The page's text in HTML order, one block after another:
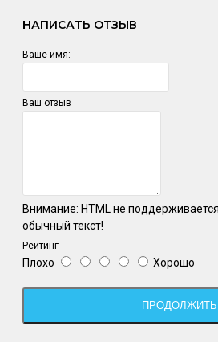
НАПИСАТЬ ОТЗЫВ
Ваше имя:
Ваш отзыв
Внимание: HTML не
обычный текст!
Рейтинг
Плохо Хорошо
ПРОДОЛЖИТЬ